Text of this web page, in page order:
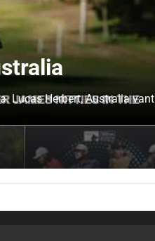
Lucas Herbert, Australia vant